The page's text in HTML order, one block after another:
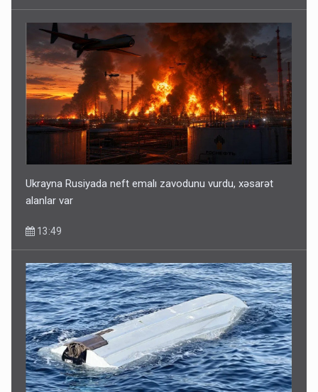
Ukrayna Rusiyada neft emalı zavodunu vurdu, xəsarət
alanlar var
13:49